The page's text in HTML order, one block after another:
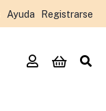
Ayuda Registrarse